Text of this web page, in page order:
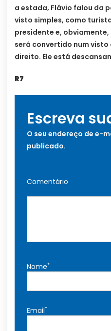
a estada, Flávio falou da
visto simples, como
presidente e,
será convertido num
direito. Ele está
R7
Escreva
O seu endereço de e-
publicado.
Comentário
Nome*
Email*